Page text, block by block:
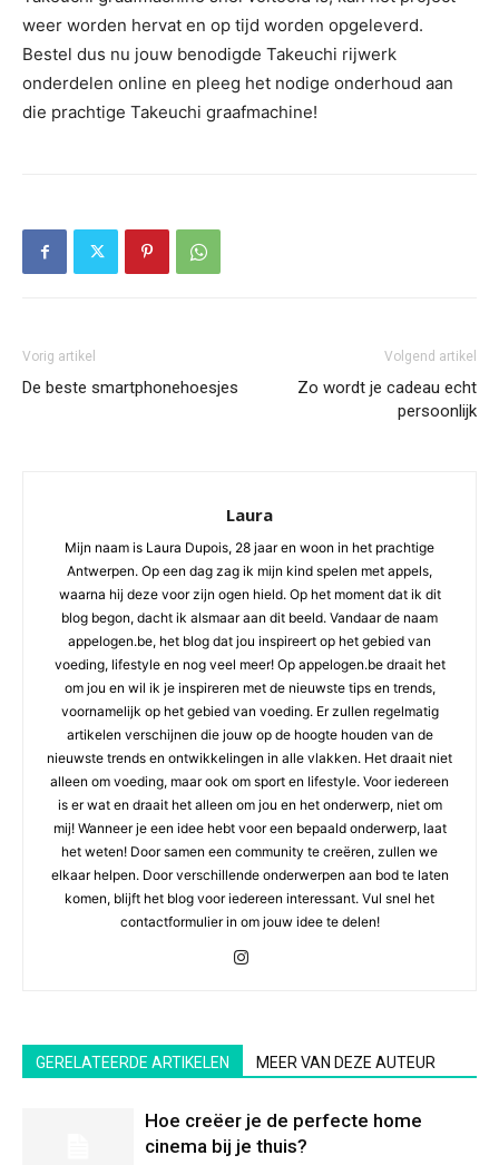
weer worden hervat en op tijd worden opgeleverd.
Bestel dus nu jouw benodigde Takeuchi rijwerk
onderdelen online en pleeg het nodige onderhoud aan
die prachtige Takeuchi graafmachine!
Vorig artikel
De beste smartphonehoesjes
Volgend artikel
Zo wordt je cadeau echt
persoonlijk
Laura
Mijn naam is Laura Dupois, 28 jaar en woon in het prachtige
Antwerpen. Op een dag zag ik mijn kind spelen met appels,
waarna hij deze voor zijn ogen hield. Op het moment dat ik dit
blog begon, dacht ik alsmaar aan dit beeld. Vandaar de naam
appelogen.be, het blog dat jou inspireert op het gebied van
voeding, lifestyle en nog veel meer! Op appelogen.be draait het
om jou en wil ik je inspireren met de nieuwste tips en trends,
voornamelijk op het gebied van voeding. Er zullen regelmatig
artikelen verschijnen die jouw op de hoogte houden van de
nieuwste trends en ontwikkelingen in alle vlakken. Het draait niet
alleen om voeding, maar ook om sport en lifestyle. Voor iedereen
is er wat en draait het alleen om jou en het onderwerp, niet om
mij! Wanneer je een idee hebt voor een bepaald onderwerp, laat
het weten! Door samen een community te creëren, zullen we
elkaar helpen. Door verschillende onderwerpen aan bod te laten
komen, blijft het blog voor iedereen interessant. Vul snel het
contactformulier in om jouw idee te delen!
GERELATEERDE ARTIKELEN MEER VAN DEZE AUTEUR
Hoe creëer je de perfecte home
cinema bij je thuis?